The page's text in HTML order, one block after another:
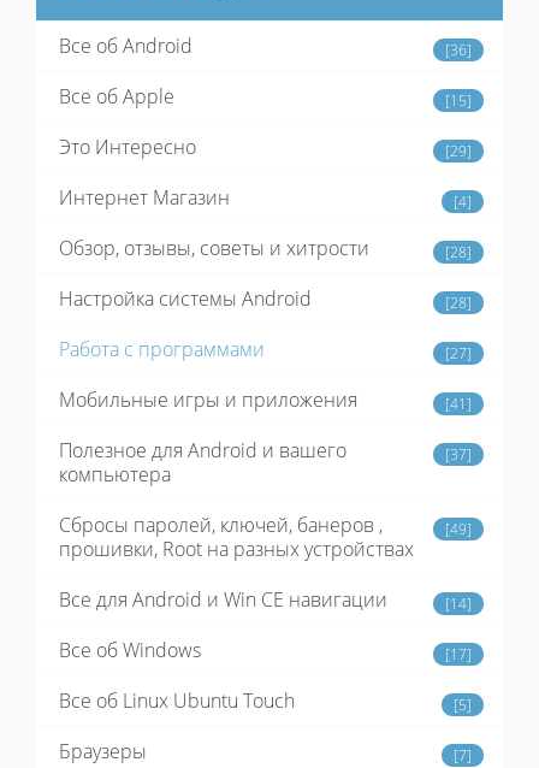
Все об Android [36]
Все об Apple [15]
Это Интересно [29]
Интернет Магазин [4]
Обзор, отзывы, советы и хитрости [28]
Настройка системы Android [28]
Работа с программами [27]
Мобильные игры и приложения [41]
Полезное для Android и вашего
компьютера
[37]
Сбросы паролей, ключей, банеров ,
прошивки, Root на разных устройствах
[49]
Все для Android и Win CE навигации [14]
Все об Windows [17]
Все об Linux Ubuntu Touch [5]
Браузеры [7]